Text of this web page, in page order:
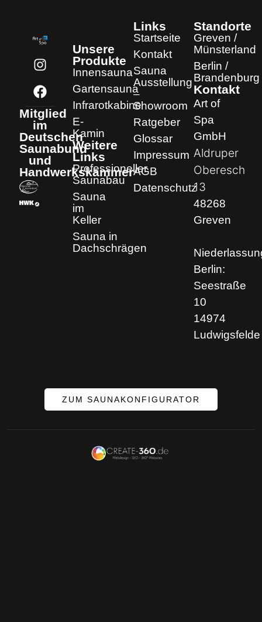
Mitglied
im
Deutschen
Saunabund
und
Handwerkskammer
Unsere
Produkte
Innensauna
Gartensauna
Infrarotkabine
E-
Kamin
Weitere
Links
Professioneller
Saunabau
Sauna
im
Keller
Sauna in
Dachschrägen
Links
Startseite
Kontakt
Sauna
Ausstellung
–
Showroom
Ratgeber
Glossar
Impressum
AGB
Datenschutz
Standorte
Greven /
Münsterland
Berlin /
Brandenburg
Kontakt
Art of
Spa
GmbH
Aldruper
Oberesch
13
48268
Greven
Berlin:
Seestraße
10
14974
Ludwigsfelde
ZUM SAUNAKONFIGURATOR